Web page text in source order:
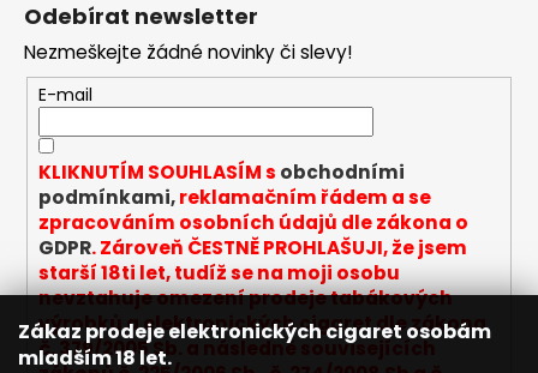
Zákaz prodeje elektronických cigaret osobám
mladším 18 let.
p
r
v
k
y
v
ý
p
i
s
u
í
Odebírat newsletter
Nezmeškejte žádné novinky či slevy!
E-mail
KLIKNUTÍM SOUHLASÍM s obchodními
podmínkami,reklamačním řádem a se
zpracováním osobních údajů dle zákona o
GDPR. Zároveň ČESTNĚ PROHLAŠUJI, že jsem
starší 18ti let, tudíž se na moji osobu
nevztahuje omezení prodeje tabákových
výrobků a elektronických cigaret dle zákona
č. 379/2005 Sb. a následně souvisejících